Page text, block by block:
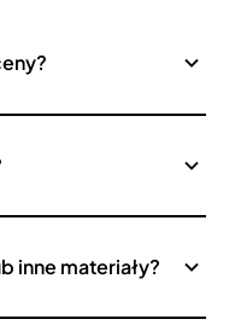
inne materiały?